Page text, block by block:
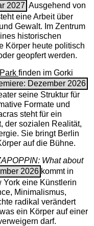
2027 Ausgehend von
eine Arbeit über
Gewalt. Im Zentrum
historischen
Körper heute politisch
geopfert werden.
finden im Gorki
Dezember 2026
seine Struktur für
Formate und
steht für ein
der sozialen Realität,
Sie bringt Berlin
auf die Bühne.
What about
2026 kommt in
York eine Künstlerin
Minimalismus,
radikal verändert
ein Körper auf einer
darf.